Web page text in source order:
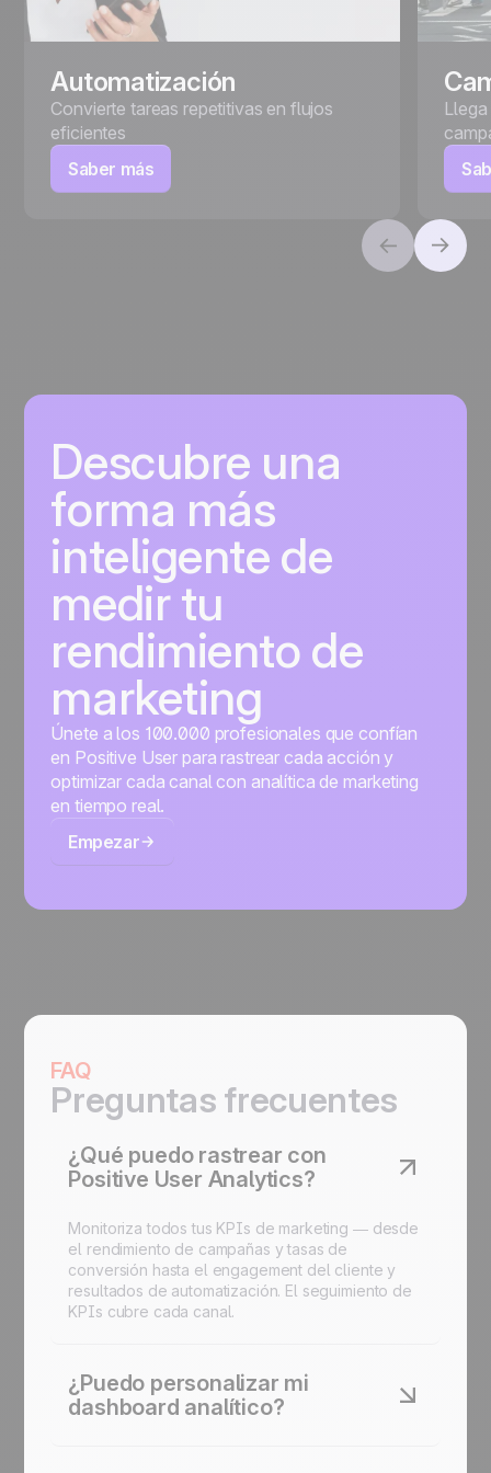
Automatización
Convierte tareas repetitivas en flujos
eficientes
Saber más
Descubre una
forma más
inteligente de
medir tu
rendimiento de
marketing
Únete a los 100.000 profesionales que confían
en Positive User para rastrear cada acción y
optimizar cada canal con analítica de marketing
en tiempo real.
Empezar
FAQ
Preguntas frecuentes
¿Qué puedo rastrear con
Positive User Analytics?
Monitoriza todos tus KPIs de marketing — desde
el rendimiento de campañas y tasas de
conversión hasta el engagement del cliente y
resultados de automatización. El seguimiento de
KPIs cubre cada canal.
¿Puedo personalizar mi
dashboard analítico?